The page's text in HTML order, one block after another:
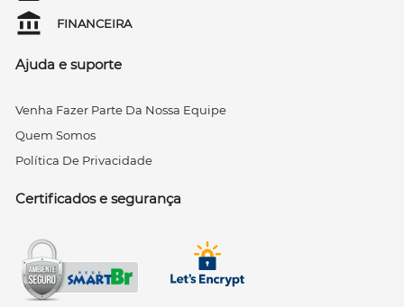
FINANCEIRA
Ajuda e suporte
Venha Fazer Parte Da Nossa Equipe
Quem Somos
Política De Privacidade
Certificados e segurança